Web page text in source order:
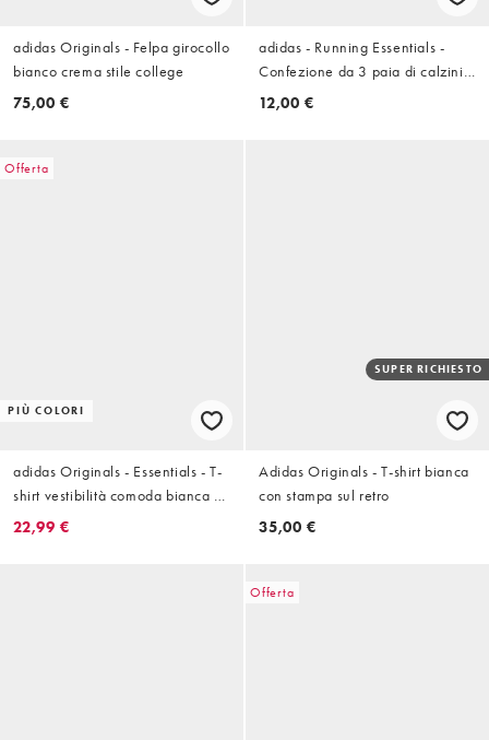
adidas Originals - Felpa girocollo
bianco crema stile college
75,00 €
adidas - Running Essentials -
Confezione da 3 paia di calzini
neri e grigi
12,00 €
Offerta
PIÙ COLORI
adidas Originals - Essentials - T-
shirt vestibilità comoda bianca e
verde
22,99 €
SUPER RICHIESTO
Adidas Originals - T-shirt bianca
con stampa sul retro
35,00 €
Offerta